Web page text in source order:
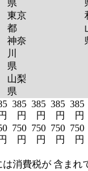
県
東京
都
神奈
川
県
山梨
県
385
円
385
円
385
円
385
円
750
円
750
円
750
円
750
円
消費税が 含まれ